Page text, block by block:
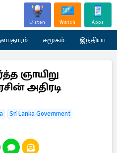
Listen Watch Apps
சமூகம் இந்தியா
ஞாயிறு
அதிரடி
Sri Lanka Government